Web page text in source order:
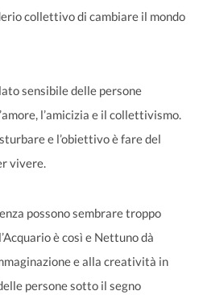
collettivo di cambiare il mondo
sensibile delle persone
l’amicizia e il collettivismo.
e l’obiettivo è fare del
vivere.
possono sembrare troppo
è così e Nettuno dà
e alla creatività in
persone sotto il segno